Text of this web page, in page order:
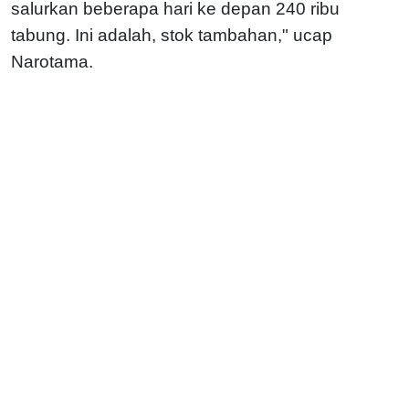
salurkan beberapa hari ke depan 240 ribu
tabung. Ini adalah, stok tambahan," ucap
Narotama.